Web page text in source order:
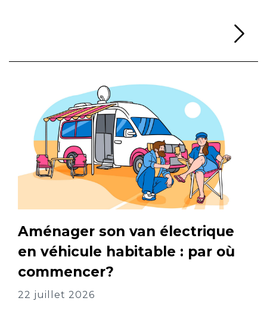
Aménager son van électrique
en véhicule habitable : par où
commencer?
22 juillet 2026